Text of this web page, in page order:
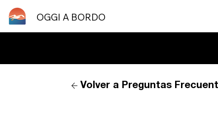
OGGI A BORDO
Volver a Preguntas